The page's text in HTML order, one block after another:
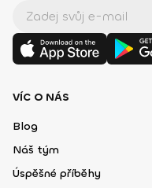
VÍC O NÁS
Blog
Náš tým
Úspěšné příběhy